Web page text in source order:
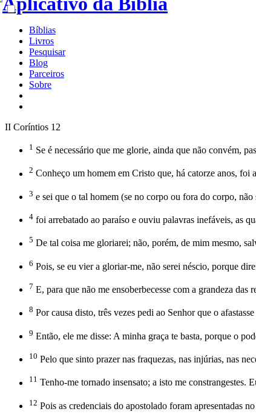
Bíblias
Livros
Pesquisar
Blog
Parceiros
Sobre
II Coríntios 12
1 Se é necessário que me glorie, ainda que não convém,
2 Conheço um homem em Cristo que, há catorze anos, foi
3 e sei que o tal homem (se no corpo ou fora do corpo, não
4 foi arrebatado ao paraíso e ouviu palavras inefáveis, as
5 De tal coisa me gloriarei; não, porém, de mim mesmo,
6 Pois, se eu vier a gloriar-me, não serei néscio, porque
7 E, para que não me ensoberbecesse com a grandeza
8 Por causa disto, três vezes pedi ao Senhor que o
9 Então, ele me disse: A minha graça te basta, porque o
10 Pelo que sinto prazer nas fraquezas, nas injúrias, nas
11 Tenho-me tornado insensato; a isto me constrangestes.
12 Pois as credenciais do apostolado foram apresentadas